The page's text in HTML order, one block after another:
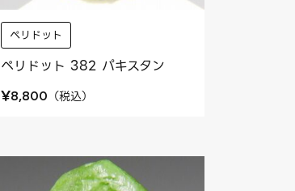
ペリドット
ペリドット 382 パキスタン
¥8,800 （税込）